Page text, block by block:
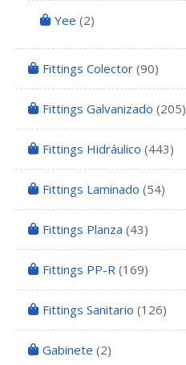
Yee (2)
Fittings Colector (90)
Fittings Galvanizado (205)
Fittings Hidráulico (443)
Fittings Laminado (54)
Fittings Planza (43)
Fittings PP-R (169)
Fittings Sanitario (126)
Gabinete (2)